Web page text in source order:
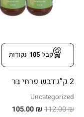
קבל 105 נקודות
2 ק”ג דבש פרחי בר
Uncategorized
112.00₪
105.00 ₪